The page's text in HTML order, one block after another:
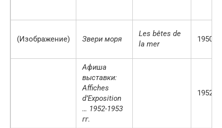
(Изображение) Звери моря
Les bêtes de
la mer
1950
Афиша
выставки:
Affiches
d’Exposition
… 1952-1953
гг.
1952 г.